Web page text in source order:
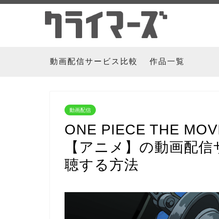
動画配信サービス比較 作品一覧
動画配信
ONE PIECE THE
【アニメ】の動画配
聴する方法